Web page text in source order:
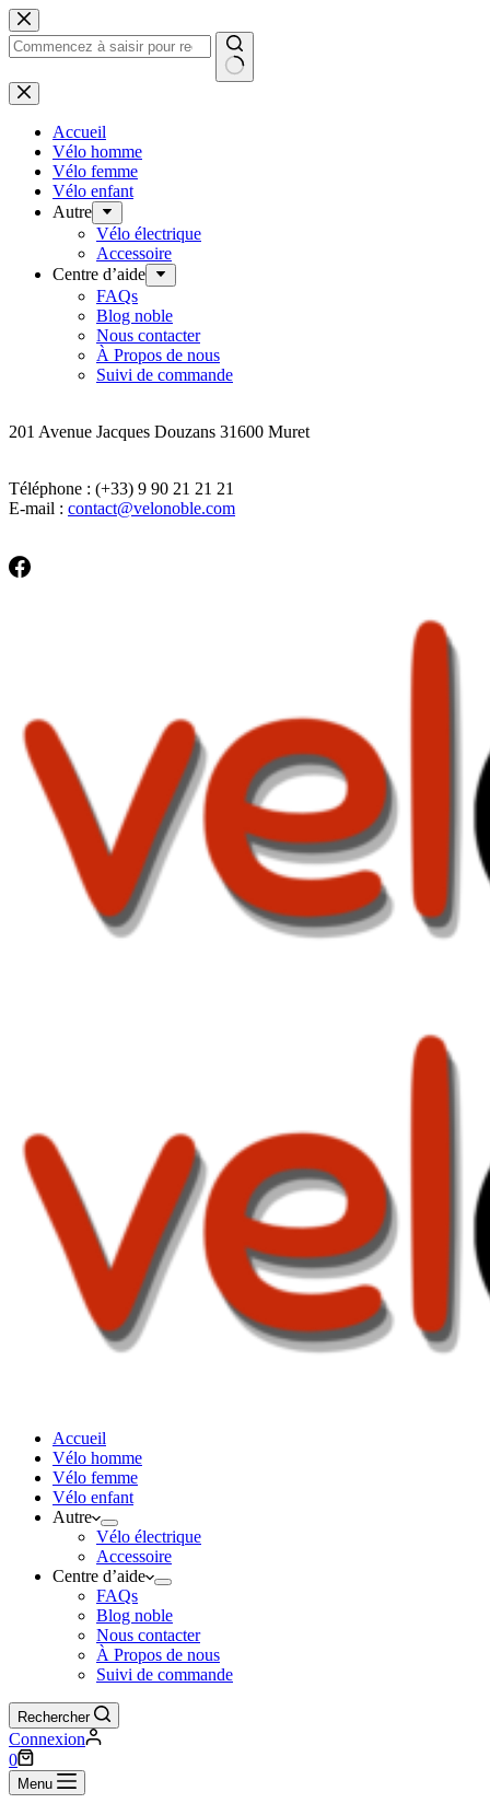
Passer
au
contenu
Aucun
résultat
Accueil
Vélo homme
Vélo femme
Vélo enfant
Autre
Vélo électrique
Accessoire
Centre d’aide
FAQs
Blog noble
Nous contacter
À Propos de nous
Suivi de commande
201 Avenue Jacques Douzans 31600 Muret
Téléphone : (+33) 9 90 21 21 21
E-mail : contact@velonoble.com
Accueil
Vélo homme
Vélo femme
Vélo enfant
Autre
Vélo électrique
Accessoire
Centre d’aide
FAQs
Blog noble
Nous contacter
À Propos de nous
Suivi de commande
Rechercher
Connexion
Panier
d’achat
0
Menu